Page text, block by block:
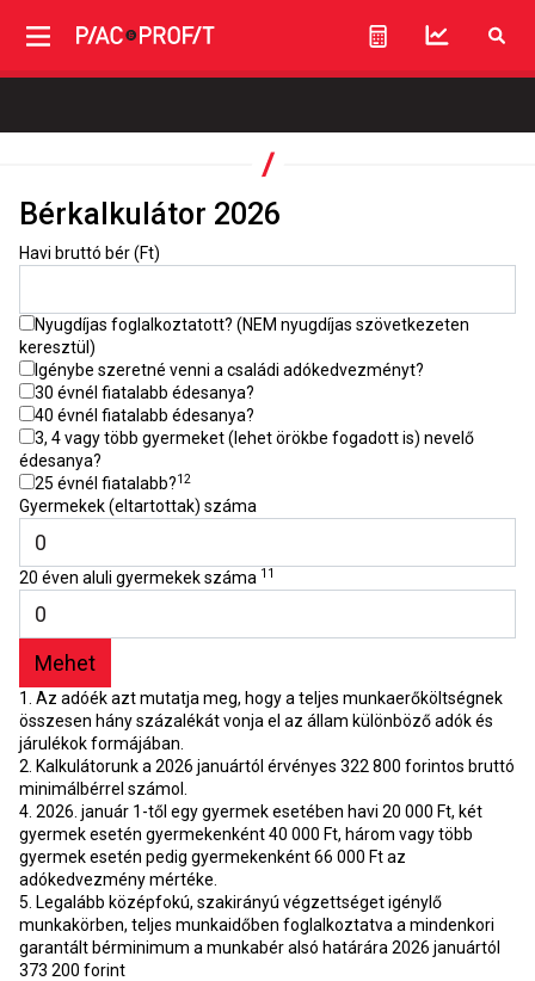
Bérkalkulátor 2026
Havi bruttó bér (Ft)
Nyugdíjas foglalkoztatott? (NEM nyugdíjas szövetkezeten
keresztül)
Igénybe szeretné venni a családi adókedvezményt?
30 évnél fiatalabb édesanya?
40 évnél fiatalabb édesanya?
3, 4 vagy több gyermeket (lehet örökbe fogadott is) nevelő
édesanya?
25 évnél fiatalabb?12
Gyermekek (eltartottak) száma
20 éven aluli gyermekek száma 11
1. Az adóék azt mutatja meg, hogy a teljes munkaerőköltségnek
összesen hány százalékát vonja el az állam különböző adók és
járulékok formájában.
2. Kalkulátorunk a 2026 januártól érvényes 322 800 forintos bruttó
minimálbérrel számol.
4. 2026. január 1-től egy gyermek esetében havi 20 000 Ft, két
gyermek esetén gyermekenként 40 000 Ft, három vagy több
gyermek esetén pedig gyermekenként 66 000 Ft az
adókedvezmény mértéke.
5. Legalább középfokú, szakirányú végzettséget igénylő
munkakörben, teljes munkaidőben foglalkoztatva a mindenkori
garantált bérminimum a munkabér alsó határára 2026 januártól
373 200 forint